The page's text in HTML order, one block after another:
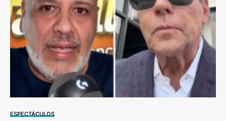
ESPECTÁCULOS